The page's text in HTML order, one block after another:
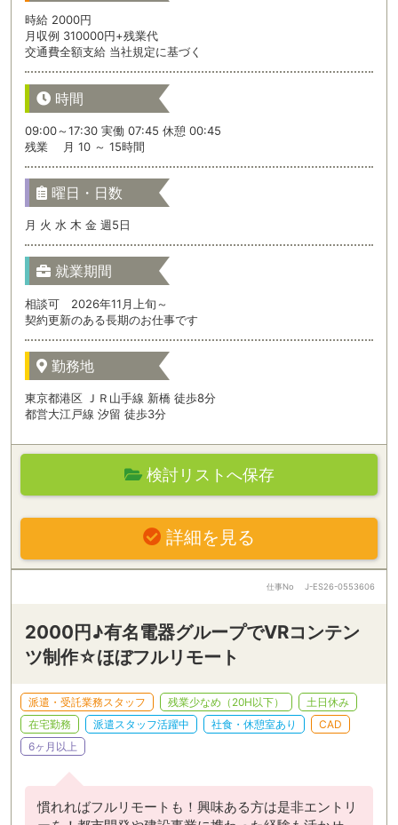
時給 2000円
月収例 310000円+残業代
交通費全額支給 当社規定に基づく
時間
09:00～17:30 実働 07:45 休憩 00:45
残業 月 10 ～ 15時間
曜日・日数
月 火 水 木 金 週5日
就業期間
相談可 2026年11月上旬～
契約更新のある長期のお仕事です
勤務地
東京都港区 ＪＲ山手線 新橋 徒歩8分
都営大江戸線 汐留 徒歩3分
検討リストへ保存
詳細を見る
仕事No J-ES26-0553606
2000円♪有名電器グループでVRコンテン
ツ制作☆ほぼフルリモート
派遣・受託業務スタッフ 残業少なめ（20H以下）
土日休み
在宅勤務
派遣スタッフ活躍中 社食・休憩室あり
CAD
6ヶ月以上
慣れればフルリモートも！興味ある方は是非エントリ